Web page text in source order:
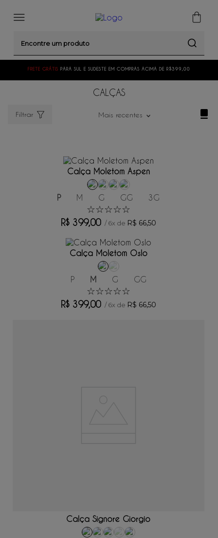
FRETE GRÁTIS PARA SUL E SUDESTE EM COMPRAS ACIMA DE R$399,00
CALÇAS
Filtrar Mais recentes
ADICIONAR AO CARRINHO
Calça Moletom Aspen
P M G GG 3G
☆☆☆☆☆
R$ 399,00 /6x de R$ 66,50
ADICIONAR AO CARRINHO
Calça Moletom Oslo
P M G GG
☆☆☆☆☆
R$ 399,00 /6x de R$ 66,50
Calça Signore Giorgio